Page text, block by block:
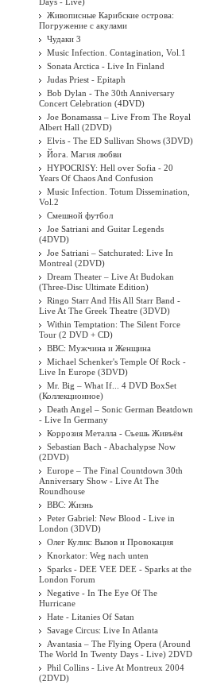
Живописные Карибские острова:
Погружение с акулами
Чудаки 3
Music Infection. Contagination, Vol.1
Sonata Arctica - Live In Finland
Judas Priest - Epitaph
Bob Dylan - The 30th Anniversary
Concert Celebration (4DVD)
Joe Bonamassa – Live From The Royal
Albert Hall (2DVD)
Elvis - The ED Sullivan Shows (3DVD)
Йога. Магия любви
HYPOCRISY: Hell over Sofia - 20
Years Of Chaos And Confusion
Music Infection. Totum Dissemination,
Vol.2
Смешной футбол
Joe Satriani and Guitar Legends
(4DVD)
Joe Satriani – Satchurated: Live In
Montreal (2DVD)
Dream Theater ‎– Live At Budokan
(Three-Disc Ultimate Edition)
Ringo Starr And His All Starr Band -
Live At The Greek Theatre (3DVD)
Within Temptation: The Silent Force
Tour (2 DVD + CD)
BBC: Мужчина и Женщина
Michael Schenker's Temple Of Rock -
Live In Europe (3DVD)
Mr. Big – What If... 4 DVD BoxSet
(Коллекционное)
Death Angel ‎– Sonic German Beatdown
- Live In Germany
Коррозия Металла - Съешь Живъём
Sebastian Bach - Abachalypse Now
(2DVD)
Europe – The Final Countdown 30th
Anniversary Show - Live At The
Roundhouse
BBC: Жизнь
Peter Gabriel: New Blood - Live in
London (3DVD)
Олег Кулик: Вызов и Провокация
Knorkator: Weg nach unten
Sparks - DEE VEE DEE - Sparks at the
London Forum
Negative - In The Eye Of The
Hurricane
Hate - Litanies Of Satan
Savage Circus: Live In Atlanta
Avantasia – The Flying Opera (Around
The World In Twenty Days - Live) 2DVD
Phil Collins - Live At Montreux 2004
(2DVD)